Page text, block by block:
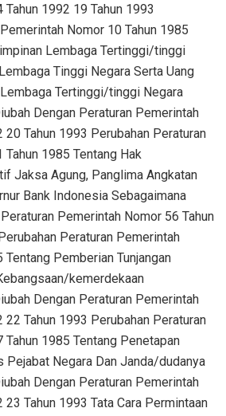
1992 19 Tahun 1993
Nomor 10 Tahun 1985
Lembaga Tertinggi/tinggi
Tinggi Negara Serta Uang
Tertinggi/tinggi Negara
Dengan Peraturan Pemerintah
20 Tahun 1993 Perubahan Peraturan
1985 Tentang Hak
Jaksa Agung, Panglima Angkatan
Bank Indonesia Sebagaimana
Pemerintah Nomor 56 Tahun
Peraturan Pemerintah
Tentang Pemberian Tunjangan
kemerdekaan
Dengan Peraturan Pemerintah
22 Tahun 1993 Perubahan Peraturan
1985 Tentang Penetapan
Pejabat Negara Dan Janda/dudanya
Dengan Peraturan Pemerintah
23 Tahun 1993 Tata Cara Permintaan